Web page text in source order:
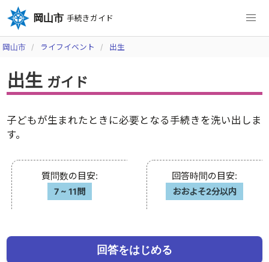
岡山市 手続きガイド
岡山市 ライフイベント 出生
出生 ガイド
子どもが生まれたときに必要となる手続きを洗い出しま
す。
質問数の目安:
7~ 11問
回答時間の目安:
おおよそ2分以内
回答をはじめる